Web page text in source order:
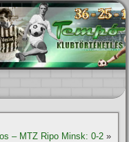
– MTZ Ripo Minsk: 0-2»